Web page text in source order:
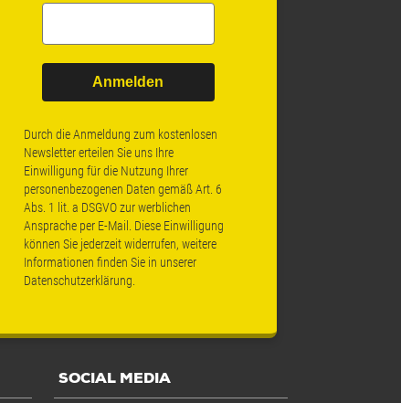
Anmelden
Durch die Anmeldung zum kostenlosen
Newsletter erteilen Sie uns Ihre
Einwilligung für die Nutzung Ihrer
personenbezogenen Daten gemäß Art. 6
Abs. 1 lit. a DSGVO zur werblichen
Ansprache per E-Mail. Diese Einwilligung
können Sie jederzeit widerrufen, weitere
Informationen finden Sie in unserer
Datenschutzerklärung
SOCIAL MEDIA